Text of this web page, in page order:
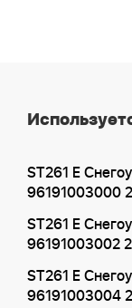
ST261 E
96191003000
ST261 E
96191003002
ST261 E
96191003004